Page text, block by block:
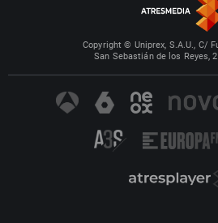
Copyright © Uniprex, S.A.U., C/
San Sebastián de los Reyes,